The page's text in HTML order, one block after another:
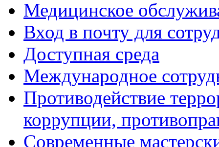
Медицинское
Вход в почту для
Доступная среда
Международное
Противодействие
коррупции,
Современные